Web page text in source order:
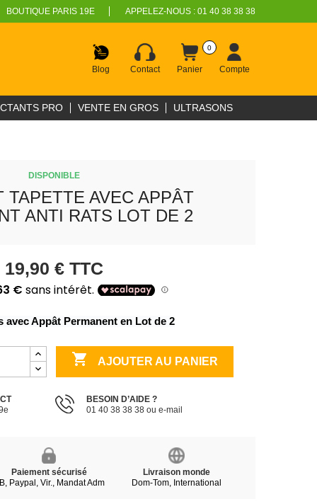
BOUTIQUE PARIS 19E APPELEZ-NOUS : 01 40 38 38 38
Blog Contact Panier
0
Compte
PRO VENTE EN GROS ULTRASONS
DISPONIBLE
TAPETTE AVEC APPÂT
ANTI RATS LOT DE 2
19,90 € TTC
avec Appât Permanent en Lot de 2
 AJOUTER AU PANIER
BESOIN D’AIDE ?
01 40 38 38 38 ou e-mail
Paiement sécurisé
Paypal, Vir., Mandat Adm
Livraison monde
Dom-Tom, International